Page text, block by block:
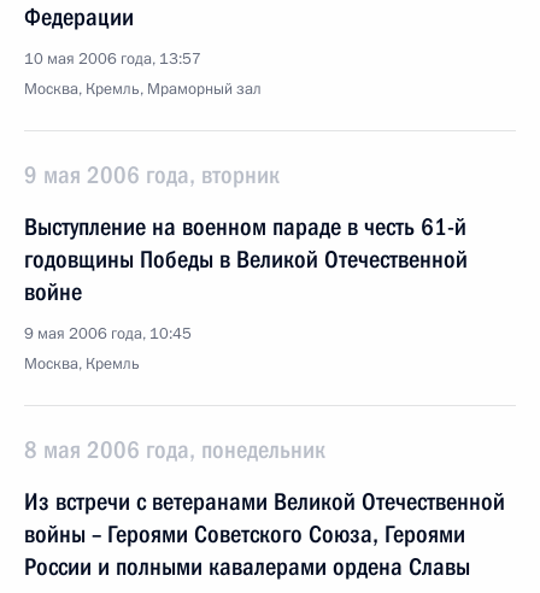
Федерации
10 мая 2006 года, 13:57
Москва, Кремль, Мраморный зал
9 мая 2006 года, вторник
Выступление на военном параде в честь 61-й
годовщины Победы в Великой Отечественной
войне
9 мая 2006 года, 10:45
Москва, Кремль
8 мая 2006 года, понедельник
Из встречи с ветеранами Великой Отечественной
войны – Героями Советского Союза, Героями
России и полными кавалерами ордена Славы